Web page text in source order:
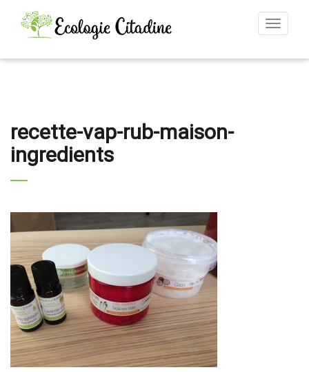
Toggle
recette-vap-rub-maison-
ingredients